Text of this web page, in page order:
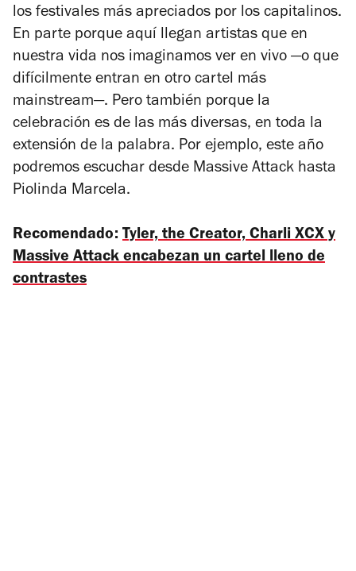
los festivales más apreciados por los capitalinos.
En parte porque aquí llegan artistas que en
nuestra vida nos imaginamos ver en vivo —o que
difícilmente entran en otro cartel más
mainstream—. Pero también porque la
celebración es de las más diversas, en toda la
extensión de la palabra. Por ejemplo, este año
podremos escuchar desde Massive Attack hasta
Piolinda Marcela.
Recomendado: Tyler, the Creator, Charli XCX y
Massive Attack encabezan un cartel lleno de
contrastes